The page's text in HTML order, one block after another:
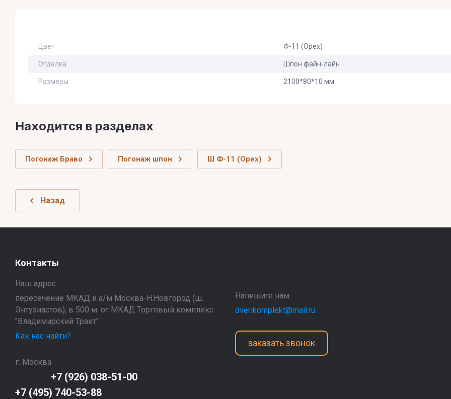
Спецпредложение
Поиск
Цвет Ф-11 (Орех)
Отделка Шпон файн-лайн
Размеры 2100*80*10 мм.
Находится в разделах
Погонаж Браво Погонаж шпон Ш Ф-11 (Орех)
Назад
Контакты
Наш адрес:
пересечение МКАД и а/м Москва-Н.Новгород (ш.
Энтузиастов), в 500 м. от МКАД Торговый комплекс
"Владимирский Тракт"
Как нас найти?
г. Москва
+7 (926) 038-51-00
+7 (495) 740-53-88
Напишите нам:
dverikomplekt@mail.ru
заказать звонок